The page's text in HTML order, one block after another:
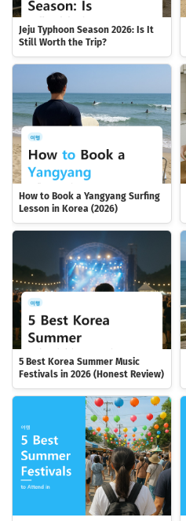
Jeju Typhoon Season 2026: Is It
Still Worth the Trip?
How to Book a Yangyang Surfing
Lesson in Korea (2026)
5 Best Korea Summer Music
Festivals in 2026 (Honest Review)